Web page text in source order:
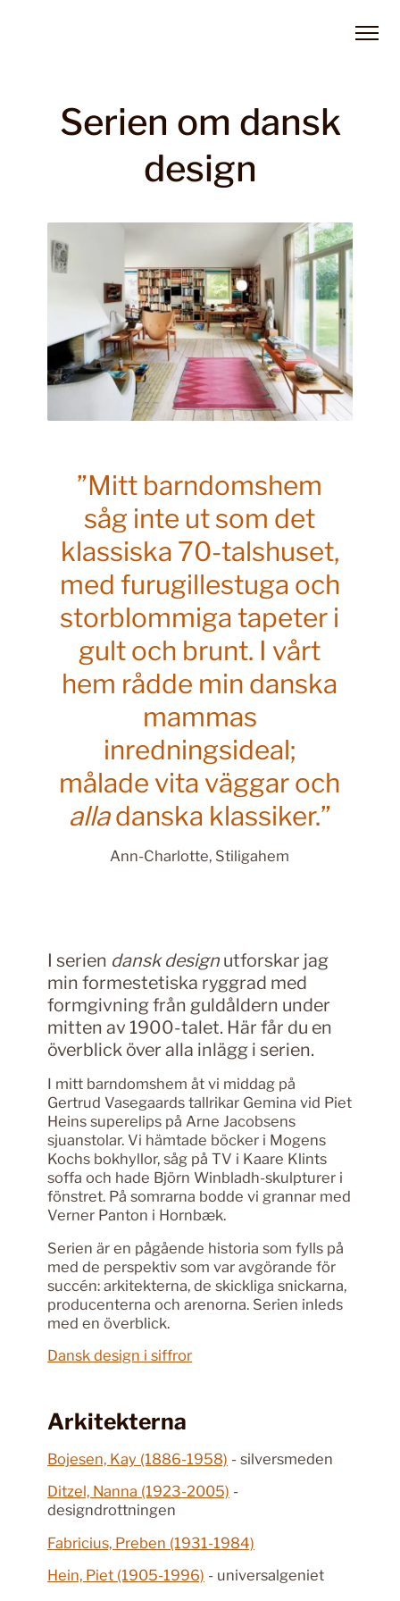
Serien om dansk
design
”Mitt barndomshem
såg inte ut som det
klassiska 70-talshuset,
med furugillestuga och
storblommiga tapeter i
gult och brunt. I vårt
hem rådde min danska
mammas
inredningsideal;
målade vita väggar och
alladanska klassiker.”
Ann-Charlotte, Stiligahem
I serien dansk design utforskar jag
min formestetiska ryggrad med
formgivning från guldåldern under
mitten av 1900-talet. Här får du en
överblick över alla inlägg i serien.
I mitt barndomshem åt vi middag på
Gertrud Vasegaards tallrikar Gemina vid Piet
Heins superelips på Arne Jacobsens
sjuanstolar. Vi hämtade böcker i Mogens
Kochs bokhyllor, såg på TV i Kaare Klints
soffa och hade Björn Winbladh-skulpturer i
fönstret. På somrarna bodde vi grannar med
Verner Panton i Hornbæk.
Serien är en pågående historia som fylls på
med de perspektiv som var avgörande för
succén: arkitekterna, de skickliga snickarna,
producenterna och arenorna. Serien inleds
med en överblick.
Dansk design i siffror
Arkitekterna
Bojesen, Kay (1886-1958) - silversmeden
Ditzel, Nanna (1923-2005) -
designdrottningen
Fabricius, Preben (1931-1984)
Hein, Piet (1905-1996) - universalgeniet